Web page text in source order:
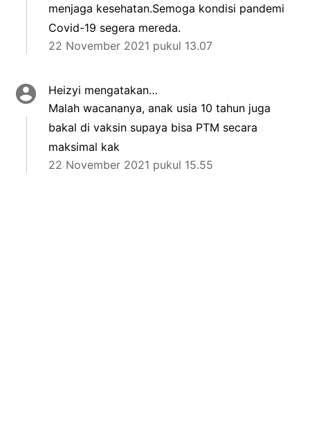
menjaga kesehatan.Semoga kondisi pandemi
Covid-19 segera mereda.
22 November 2021 pukul 13.07
Heizyi mengatakan…
Malah wacananya, anak usia 10 tahun juga
bakal di vaksin supaya bisa PTM secara
maksimal kak
22 November 2021 pukul 15.55